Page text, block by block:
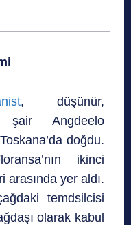
, düşünür,
Angdeelo
doğdu.
ikinci
arasında yer aldı.
temdsilcisi
olarak kabul